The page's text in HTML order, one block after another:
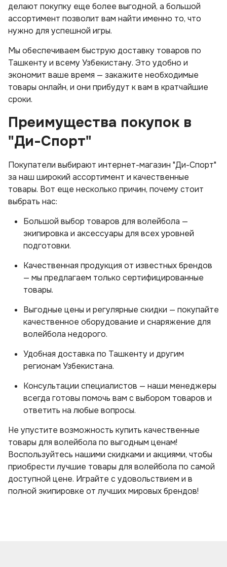
делают покупку еще более выгодной, а большой
ассортимент позволит вам найти именно то, что
нужно для успешной игры.
Мы обеспечиваем быструю доставку товаров по
Ташкенту и всему Узбекистану. Это удобно и
экономит ваше время — закажите необходимые
товары онлайн, и они прибудут к вам в кратчайшие
сроки.
Преимущества покупок в
"Ди-Спорт"
Покупатели выбирают интернет-магазин "Ди-Спорт"
за наш широкий ассортимент и качественные
товары. Вот еще несколько причин, почему стоит
выбрать нас:
Большой выбор товаров для волейбола —
экипировка и аксессуары для всех уровней
подготовки.
Качественная продукция от известных брендов
— мы предлагаем только сертифицированные
товары.
Выгодные цены и регулярные скидки — покупайте
качественное оборудование и снаряжение для
волейбола недорого.
Удобная доставка по Ташкенту и другим
регионам Узбекистана.
Консультации специалистов — наши менеджеры
всегда готовы помочь вам с выбором товаров и
ответить на любые вопросы.
Не упустите возможность купить качественные
товары для волейбола по выгодным ценам!
Воспользуйтесь нашими скидками и акциями, чтобы
приобрести лучшие товары для волейбола по самой
доступной цене. Играйте с удовольствием и в
полной экипировке от лучших мировых брендов!